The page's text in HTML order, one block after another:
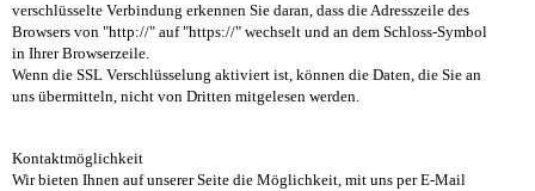
verschlüsselte Verbindung erkennen Sie daran, dass die Adresszeile des
Browsers von "http://" auf "https://" wechselt und an dem Schloss-Symbol
in Ihrer Browserzeile.
Wenn die SSL Verschlüsselung aktiviert ist, können die Daten, die Sie an
uns übermitteln, nicht von Dritten mitgelesen werden.
Kontaktmöglichkeit
Wir bieten Ihnen auf unserer Seite die Möglichkeit, mit uns per E-Mail